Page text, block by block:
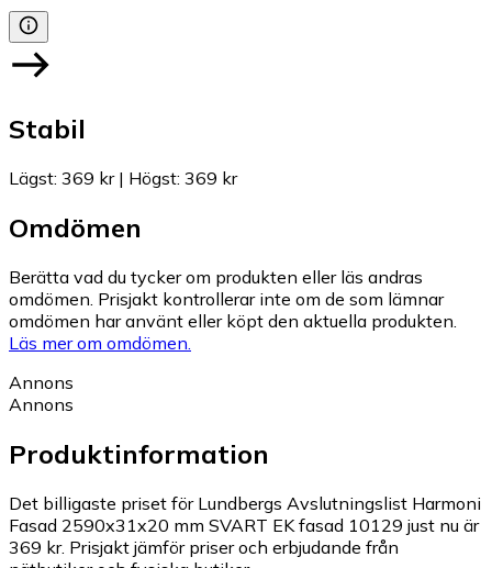
Stabil
Lägst: 369 kr| Högst: 369 kr
Omdömen
Berätta vad du tycker om produkten eller läs andras
omdömen. Prisjakt kontrollerar inte om de som lämnar
omdömen har använt eller köpt den aktuella produkten.
Läs mer om omdömen.
Annons
Annons
Produktinformation
Det billigaste priset för Lundbergs Avslutningslist Harmoni
Fasad 2590x31x20 mm SVART EK fasad 10129 just nu är
369 kr. Prisjakt jämför priser och erbjudande från